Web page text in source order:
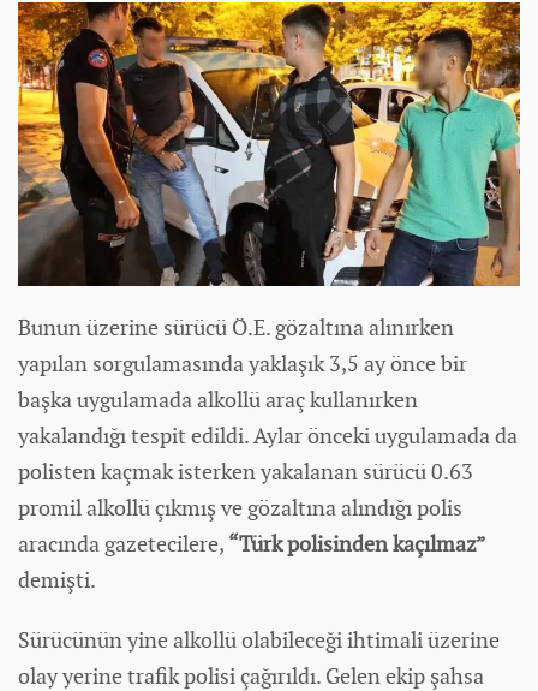
Bunun üzerine sürücü Ö.E. gözaltına alınırken
yapılan sorgulamasında yaklaşık 3,5 ay önce bir
başka uygulamada alkollü araç kullanırken
yakalandığı tespit edildi. Aylar önceki uygulamada da
polisten kaçmak isterken yakalanan sürücü 0.63
promil alkollü çıkmış ve gözaltına alındığı polis
aracında gazetecilere, “Türk polisinden kaçılmaz”
demişti.
Sürücünün yine alkollü olabileceği ihtimali üzerine
olay yerine trafik polisi çağırıldı. Gelen ekip şahsa